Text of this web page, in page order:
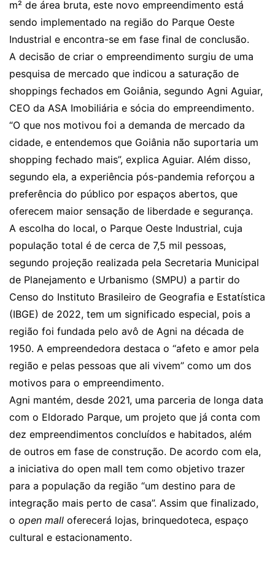
m² de área bruta, este novo empreendimento está
sendo implementado na região do Parque Oeste
Industrial e encontra-se em fase final de conclusão.
A decisão de criar o empreendimento surgiu de uma
pesquisa de mercado que indicou a saturação de
shoppings fechados em Goiânia, segundo Agni Aguiar,
CEO da ASA Imobiliária e sócia do empreendimento.
“O que nos motivou foi a demanda de mercado da
cidade, e entendemos que Goiânia não suportaria um
shopping fechado mais”, explica Aguiar. Além disso,
segundo ela, a experiência pós-pandemia reforçou a
preferência do público por espaços abertos, que
oferecem maior sensação de liberdade e segurança.
A escolha do local, o Parque Oeste Industrial, cuja
população total é de cerca de 7,5 mil pessoas,
segundo projeção realizada pela Secretaria Municipal
de Planejamento e Urbanismo (SMPU) a partir do
Censo do Instituto Brasileiro de Geografia e Estatística
(IBGE) de 2022, tem um significado especial, pois a
região foi fundada pelo avô de Agni na década de
1950. A empreendedora destaca o “afeto e amor pela
região e pelas pessoas que ali vivem” como um dos
motivos para o empreendimento.
Agni mantém, desde 2021, uma parceria de longa data
com o Eldorado Parque, um projeto que já conta com
dez empreendimentos concluídos e habitados, além
de outros em fase de construção. De acordo com ela,
a iniciativa do open mall tem como objetivo trazer
para a população da região “um destino para de
integração mais perto de casa”. Assim que finalizado,
o open mall oferecerá lojas, brinquedoteca, espaço
cultural e estacionamento.